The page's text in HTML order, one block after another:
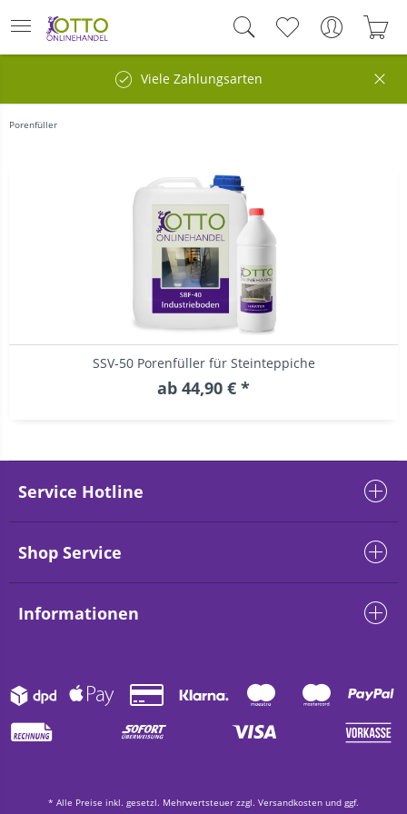
Viele Zahlungsarten
Porenfüller
SSV-50 Porenfüller für Steinteppiche
ab 44,90 € *
Service Hotline
Shop Service
Informationen
* Alle Preise inkl. gesetzl. Mehrwertsteuer zzgl. Versandkosten und ggf.